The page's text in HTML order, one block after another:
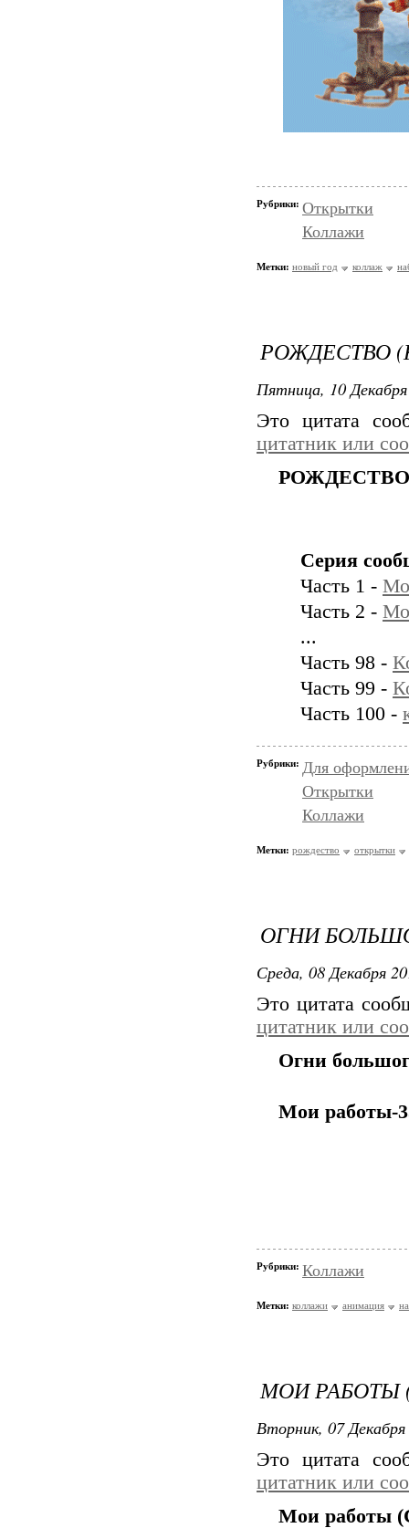
Рубрики: Открытки
Коллажи
Метки: новый год коллаж
РОЖДЕСТВО
Пятница, 10
Это цитата
цитатник или
РОЖДЕСТВО
Серия
Часть 1 -
Часть 2 -
...
Часть 98 -
Часть 99 -
Часть 100 -
Рубрики: Для
Открытки
Коллажи
Метки: рождество открытки
ОГНИ
Среда, 08 Декабря
Это цитата
цитатник или
Огни
Мои работы-
Рубрики: Коллажи
Метки: коллажи анимация
МОИ РАБОТЫ
Вторник, 07
Это цитата
цитатник или
Мои работы